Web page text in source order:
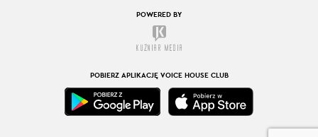
POWERED BY
POBIERZ APLIKACJĘ VOICE HOUSE CLUB